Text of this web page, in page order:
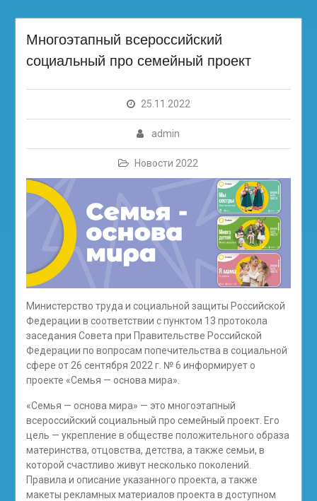
Многоэтапный всероссийский
социальный про семейный проект
25.11.2022
admin
Новости 2022
Министерство труда и социальной защиты Российской
Федерации в соответствии с пунктом 13 протокола
заседания Совета при Правительстве Российской
Федерации по вопросам попечительства в социальной
сфере от 26 сентября 2022 г. № 6 информирует о
проекте «Семья — основа мира».
«Семья — основа мира» — это многоэтапный
всероссийский социальный про семейный проект. Его
цель — укрепление в обществе положительного образа
материнства, отцовства, детства, а также семьи, в
которой счастливо живут несколько поколений.
Правила и описание указанного проекта, а также
макеты рекламных материалов проекта в доступном